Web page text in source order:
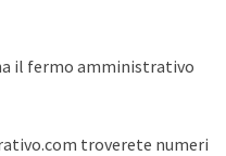
il fermo amministrativo
troverete numeri